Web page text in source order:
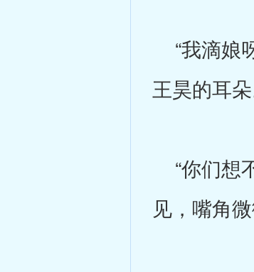
“我滴娘
王昊的耳朵
“你们想
见，嘴角